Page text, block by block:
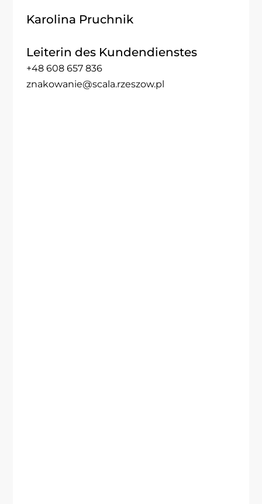
Karolina Pruchnik
Leiterin des Kundendienstes
+48 608 657 836
znakowanie@scala.rzeszow.pl